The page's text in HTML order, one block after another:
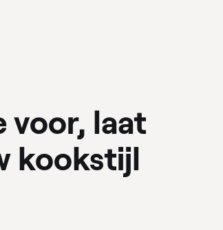
voor, laat
kookstijl